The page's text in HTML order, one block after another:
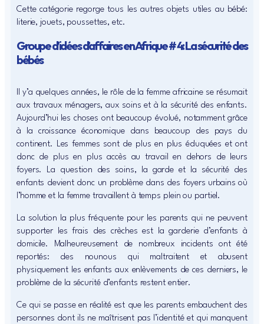
Cette catégorie regorge tous les autres objets utiles au bébé:
literie, jouets, poussettes, etc.
Groupe d’idées d’affaires en Afrique # 4: La sécurité des
bébés
Il y’a quelques années, le rôle de la femme africaine se résumait
aux travaux ménagers, aux soins et à la sécurité des enfants.
Aujourd’hui les choses ont beaucoup évolué, notamment grâce
à la croissance économique dans beaucoup des pays du
continent. Les femmes sont de plus en plus éduquées et ont
donc de plus en plus accès au travail en dehors de leurs
foyers. La question des soins, la garde et la sécurité des
enfants devient donc un problème dans des foyers urbains où
l’homme et la femme travaillent à temps plein ou partiel.
La solution la plus fréquente pour les parents qui ne peuvent
supporter les frais des crèches est la garderie d’enfants à
domicile. Malheureusement de nombreux incidents ont été
reportés: des nounous qui maltraitent et abusent
physiquement les enfants aux enlèvements de ces derniers, le
problème de la sécurité d’enfants restent entier.
Ce qui se passe en réalité est que les parents embauchent des
personnes dont ils ne maîtrisent pas l’identité et qui manquent